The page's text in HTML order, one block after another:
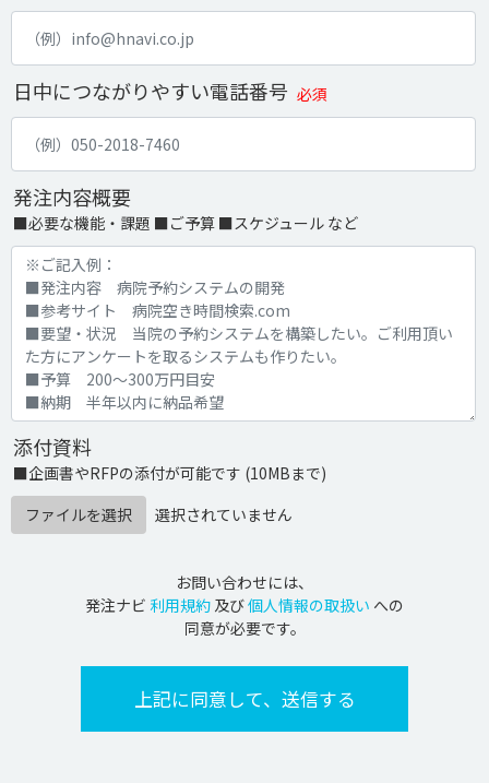
日中につながりやすい電話番号 必須
発注内容概要
■必要な機能・課題 ■ご予算 ■スケジュール など
添付資料
■企画書やRFPの添付が可能です (10MBまで)
ファイルを選択
選択されていません
お問い合わせには、
発注ナビ 利用規約 及び個人情報の取扱い への
同意が必要です。